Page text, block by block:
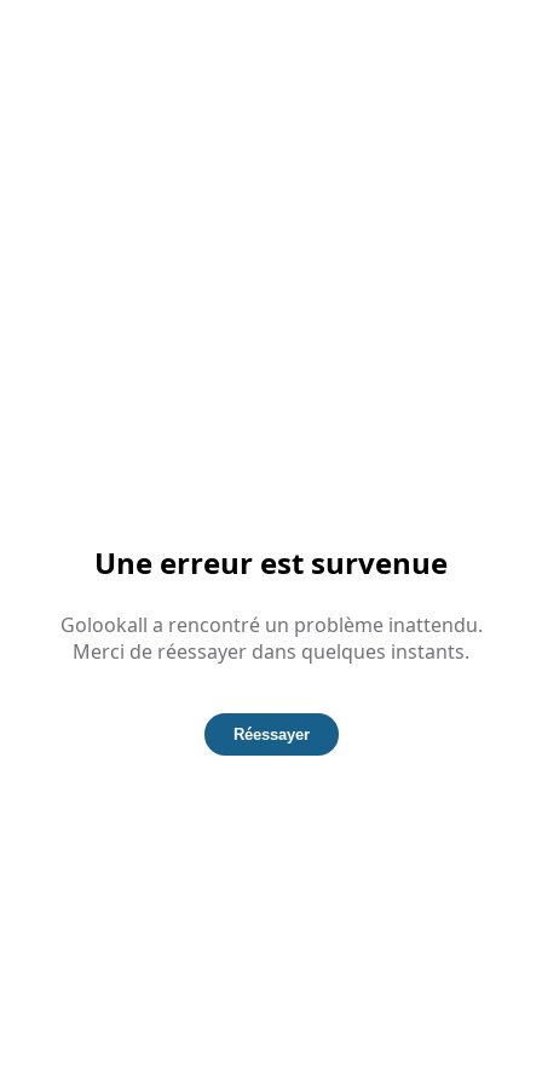
Une erreur est survenue
Golookall a rencontré un problème inattendu.
Merci de réessayer dans quelques instants.
Réessayer